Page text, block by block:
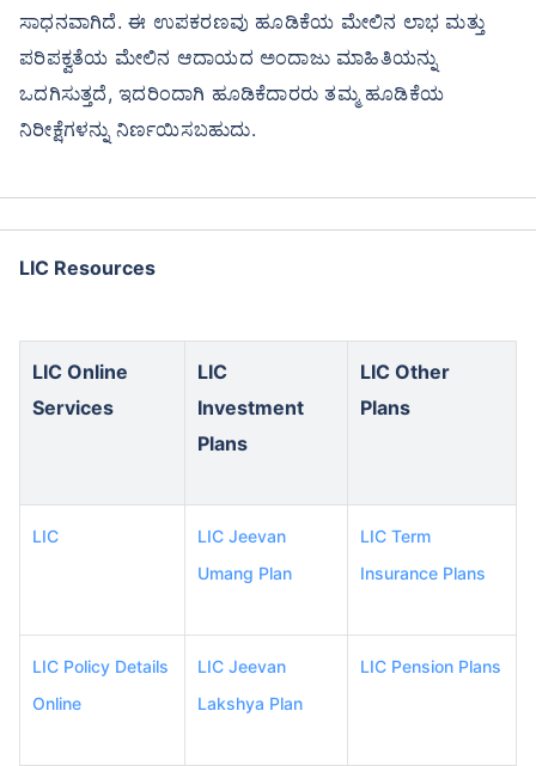
ಸಾಧನವಾಗಿದೆ. ಈ ಉಪಕರಣವು ಹೂಡಿಕೆಯ ಮೇಲಿನ ಲಾಭ ಮತ್ತು
ಪರಿಪಕ್ವತೆಯ ಮೇಲಿನ ಆದಾಯದ ಅಂದಾಜು ಮಾಹಿತಿಯನ್ನು
ಒದಗಿಸುತ್ತದೆ, ಇದರಿಂದಾಗಿ ಹೂಡಿಕೆದಾರರು ತಮ್ಮ ಹೂಡಿಕೆಯ
ನಿರೀಕ್ಷೆಗಳನ್ನು ನಿರ್ಣಯಿಸಬಹುದು.
LIC Resources
LIC Online
Services
LIC
Investment
Plans
LIC Other
Plans
LIC
LIC Jeevan
Umang Plan
LIC Term
Insurance Plans
LIC Policy Details
Online
LIC Jeevan
Lakshya Plan
LIC Pension Plans